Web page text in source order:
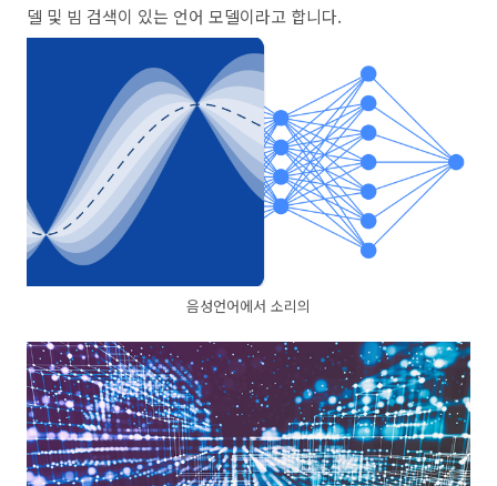
델 및 빔 검색이 있는 언어 모델이라고 합니다.
음성언어에서 소리의